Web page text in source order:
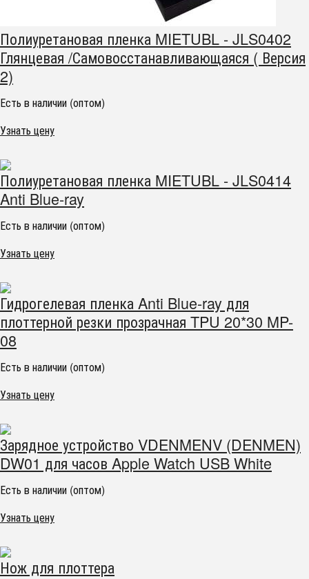
Полиуретановая пленка MIETUBL - JLS0402
Глянцевая /Самовосстанавливающаяся ( Версия
2)
Есть в наличии (оптом)
Узнать цену
Полиуретановая пленка MIETUBL - JLS0414
Anti Blue-ray
Есть в наличии (оптом)
Узнать цену
Гидрогелевая пленка Anti Blue-ray для
плоттерной резки прозрачная TPU 20*30 MP-
08
Есть в наличии (оптом)
Узнать цену
Зарядное устройство VDENMENV (DENMEN)
DW01 для часов Apple Watch USB White
Есть в наличии (оптом)
Узнать цену
Нож для плоттера